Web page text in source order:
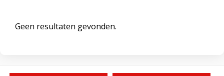
Geen resultaten gevonden.